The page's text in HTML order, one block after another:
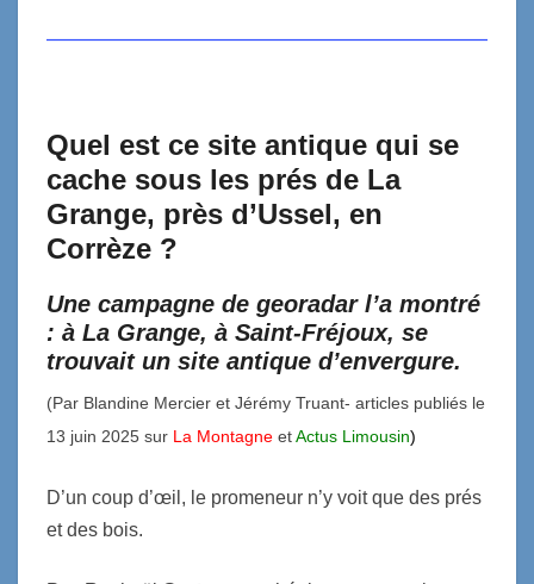
Quel est ce site antique qui se
cache sous les prés de La
Grange, près d’Ussel, en
Corrèze ?
Une campagne de georadar l’a montré
: à La Grange, à Saint-Fréjoux, se
trouvait un site antique d’envergure.
(Par Blandine Mercier et Jérémy Truant- articles publiés le
13 juin 2025 sur La Montagne etActus Limousin)
D’un coup d’œil, le promeneur n’y voit que des prés
et des bois.